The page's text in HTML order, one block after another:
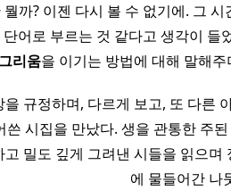
뭘까? 이젠 다시 볼 수 없기에. 그
단어로 부르는 것 같다고 생각이
그리움을 이기는 방법에 대해 말해주
을 규정하며, 다르게 보고, 또 다른
쓴 시집을 만났다. 생을 관통한 주
고 밀도 깊게 그려낸 시들을 읽으
에 물들어간 나